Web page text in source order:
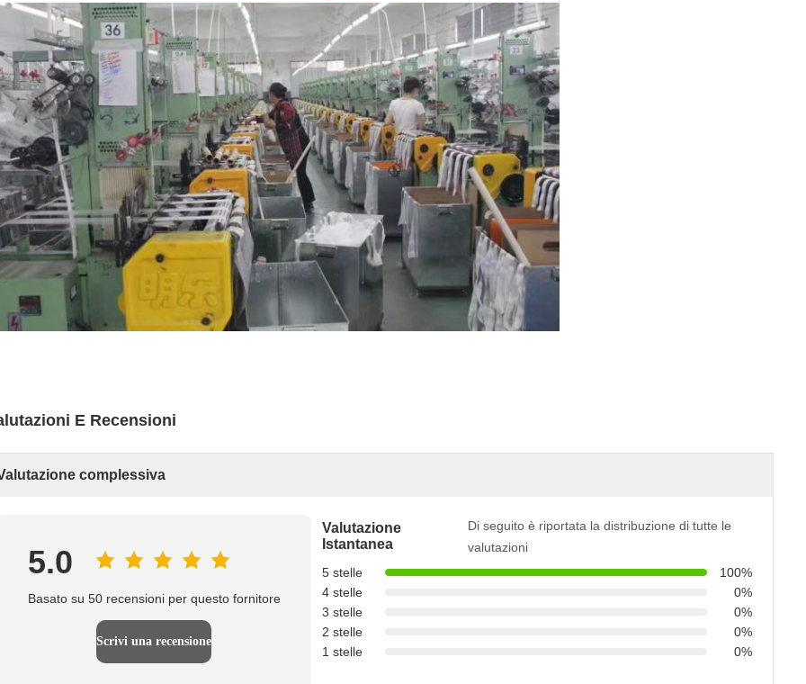
E Recensioni
complessiva
5.0
Basato su 50 recensioni per questo fornitore
Scrivi una recensione
Valutazione
Istantanea
Di seguito è riportata la distribuzione di tutte le
valutazioni
5 stelle
100%
4 stelle
0%
3 stelle
0%
2 stelle
0%
1 stelle
0%